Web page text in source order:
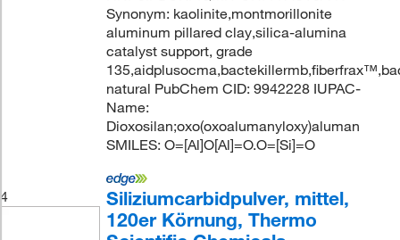
Synonym: kaolinite,montmorillonite
aluminum pillared clay,silica-alumina
catalyst support, grade
natural PubChem CID: 9942228 IUPAC-
Name:
Dioxosilan;oxo(oxoalumanyloxy)aluman
SMILES: O=[Al]O[Al]=O.O=[Si]=O
4
Siliziumcarbidpulver, mittel,
120er Körnung, Thermo